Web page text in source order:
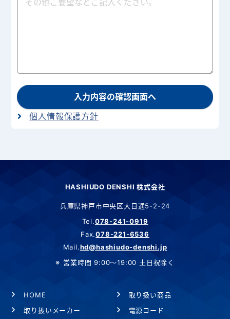
入力内容の確認画面へ
個人情報保護方針
HASHIUDO DENSHI 株式会社
兵庫県神戸市中央区大日通5-2-24
Tel.078-241-0919
Fax.078-221-6536
Mail.hd@hashiudo-denshi.jp
営業時間 9:00～19:00 土日祝除く
HOME
取り扱い商品
取り扱いメーカー
電源コード